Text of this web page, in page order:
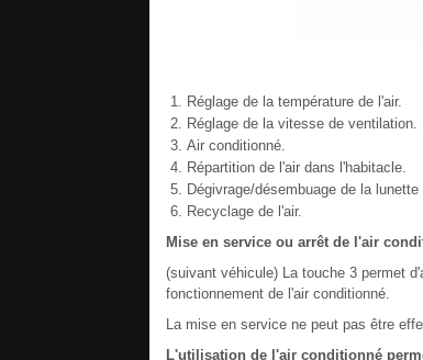
Réglage de la température de l'air.
Réglage de la vitesse de ventilation.
Air conditionné.
Répartition de l'air dans l'habitacle.
Dégivrage/désembuage de la
Recyclage de l'air.
Mise en service ou arrêt de l'air
(suivant véhicule) La touche 3 permet
fonctionnement de l'air conditionné.
La mise en service ne peut pas être
L'utilisation de l'air conditionné